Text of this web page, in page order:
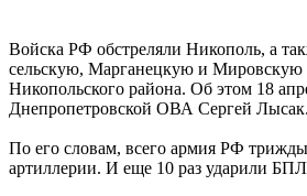
Войска РФ обстреляли Никополь, а
сельскую, Марганецкую и
Никопольского района. Об этом 18
Днепропетровской ОВА Сергей Лысак.
По его словам, всего армия РФ трижды
артиллерии. И еще 10 раз ударили